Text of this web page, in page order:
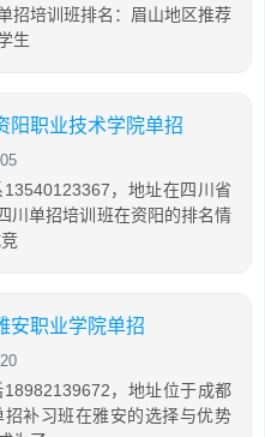
招培训班排名：眉山地区推荐
生
阳职业技术学院单招
，地址在四川省
川单招培训班在资阳的排名情
安职业学院单招
，地址位于成都
补习班在雅安的选择与优势